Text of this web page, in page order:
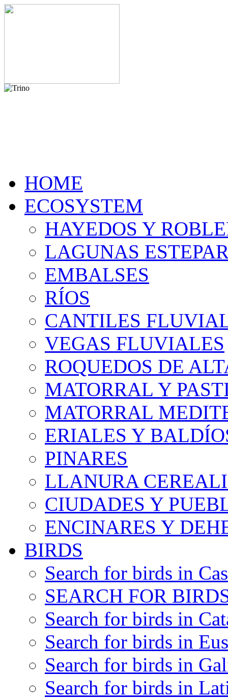
HOME
ECOSYSTEM
HAYEDOS Y
LAGUNAS
EMBALSES
RÍOS
CANTILES
VEGAS FLUVIALES
ROQUEDOS DE
MATORRAL Y
MATORRAL
ERIALES Y
PINARES
LLANURA
CIUDADES Y
ENCINARES Y
BIRDS
Search for birds in
SEARCH FOR
Search for birds in
Search for birds in
Search for birds in
Search for birds in